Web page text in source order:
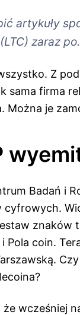
artykuły
(LTC) zaraz
Z
sama firma
Można je
Badań i
znaków
Pola coin.
wcześniej